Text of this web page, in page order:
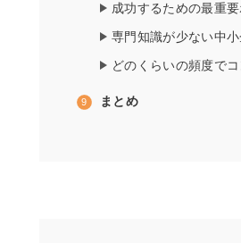
成功するための最重
専門知識が少ない中
どのくらいの頻度で
まとめ